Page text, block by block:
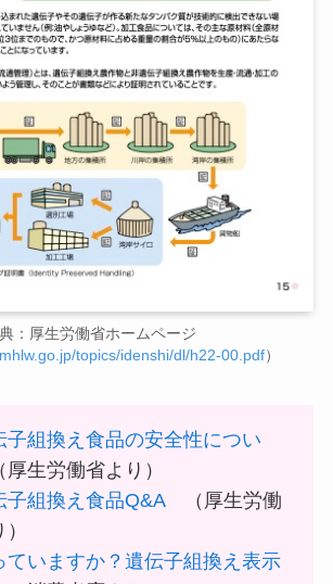
：厚生労働省ホームページ
topics/idenshi/dl/h22-00.pdf）
子組換え食品の安全性につい
生労働省より）
子組換え食品Q&A（厚生労働
ていますか？遺伝子組換え表示